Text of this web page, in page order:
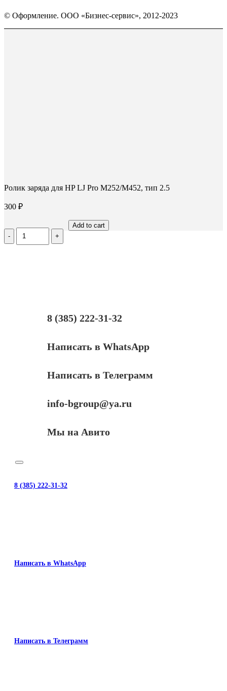
Вконтакте
открывается
в
WhatsApp
открывается
в
Telegram
открывается
в
© Оформление. ООО «Бизнес-сервис», 2012-2023
Ролик заряда для HP LJ Pro M252/M452, тип 2.5
300 ₽
Количество
Ролик
Add to cart
8 (385) 222-31-32
Написать в WhatsApp
Написать в Телеграмм
info-bgroup@ya.ru
Мы на Авито
8 (385) 222-31-32
Написать в WhatsApp
Написать в Телеграмм